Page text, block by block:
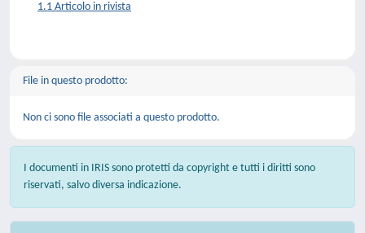
1.1 Articolo in rivista
File in questo prodotto:
Non ci sono file associati a questo prodotto.
I documenti in IRIS sono protetti da copyright e tutti i diritti sono
riservati, salvo diversa indicazione.